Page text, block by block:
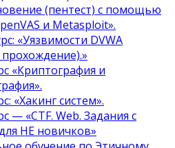
(пентест) с помощью
и Metasploit».
«Уязвимости DVWA
«Криптография и
«Хакинг систем».
— «CTF. Web. Задания с
НЕ новичков»